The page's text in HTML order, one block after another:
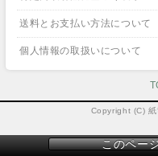
送料とお支払い方法について
個人情報の取扱いについて
Copyright (C)
このペー